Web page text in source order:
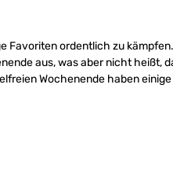
Favoriten ordentlich zu
aus, was aber nicht heißt,
Wochenende haben